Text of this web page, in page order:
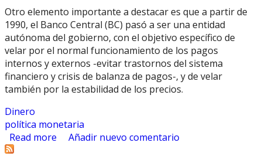
Otro elemento importante a destacar es que a partir de
1990, el Banco Central (BC) pasó a ser una entidad
autónoma del gobierno, con el objetivo específico de
velar por el normal funcionamiento de los pagos
internos y externos -evitar trastornos del sistema
financiero y crisis de balanza de pagos-, y de velar
también por la estabilidad de los precios.
Dinero
política monetaria
Read more about Política Monetaria de Chile
Añadir nuevo comentario